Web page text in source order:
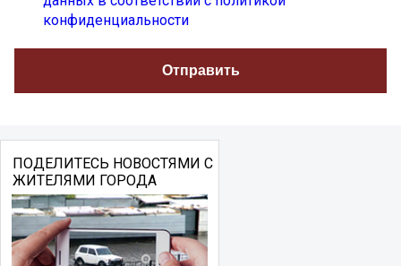
конфиденциальности
ПОДЕЛИТЕСЬ НОВОСТЯМИ С
ЖИТЕЛЯМИ ГОРОДА